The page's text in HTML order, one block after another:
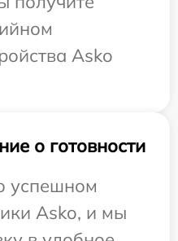
Asko
о готовности
успешном
Asko, и мы